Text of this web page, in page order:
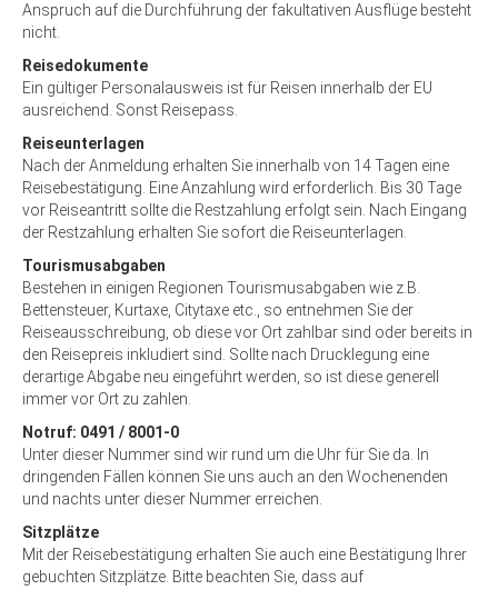
Anspruch auf die Durchführung der fakultativen Ausflüge besteht
nicht.
Reisedokumente
Ein gültiger Personalausweis ist für Reisen innerhalb der EU
ausreichend. Sonst Reisepass.
Reiseunterlagen
Nach der Anmeldung erhalten Sie innerhalb von 14 Tagen eine
Reisebestätigung. Eine Anzahlung wird erforderlich. Bis 30 Tage
vor Reiseantritt sollte die Restzahlung erfolgt sein. Nach Eingang
der Restzahlung erhalten Sie sofort die Reiseunterlagen.
Tourismusabgaben
Bestehen in einigen Regionen Tourismusabgaben wie z.B.
Bettensteuer, Kurtaxe, Citytaxe etc., so entnehmen Sie der
Reiseausschreibung, ob diese vor Ort zahlbar sind oder bereits in
den Reisepreis inkludiert sind. Sollte nach Drucklegung eine
derartige Abgabe neu eingeführt werden, so ist diese generell
immer vor Ort zu zahlen.
Notruf: 0491 / 8001-0
Unter dieser Nummer sind wir rund um die Uhr für Sie da. In
dringenden Fällen können Sie uns auch an den Wochenenden
und nachts unter dieser Nummer erreichen.
Sitzplätze
Mit der Reisebestätigung erhalten Sie auch eine Bestätigung Ihrer
gebuchten Sitzplätze. Bitte beachten Sie, dass auf